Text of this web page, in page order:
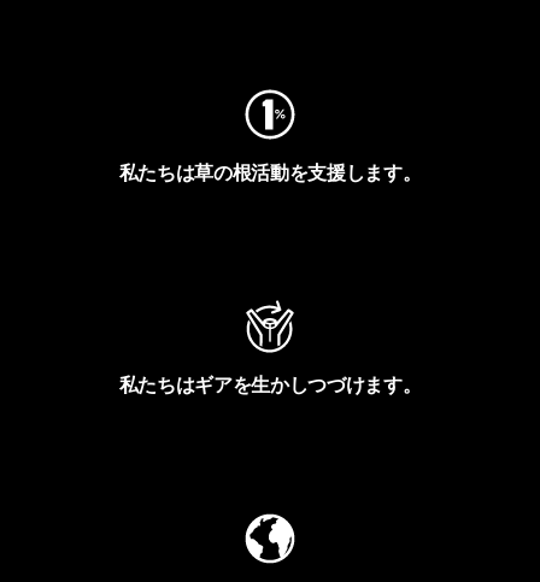
私たちは草の根活動を支援します。
私たちはギアを生かしつづけます。